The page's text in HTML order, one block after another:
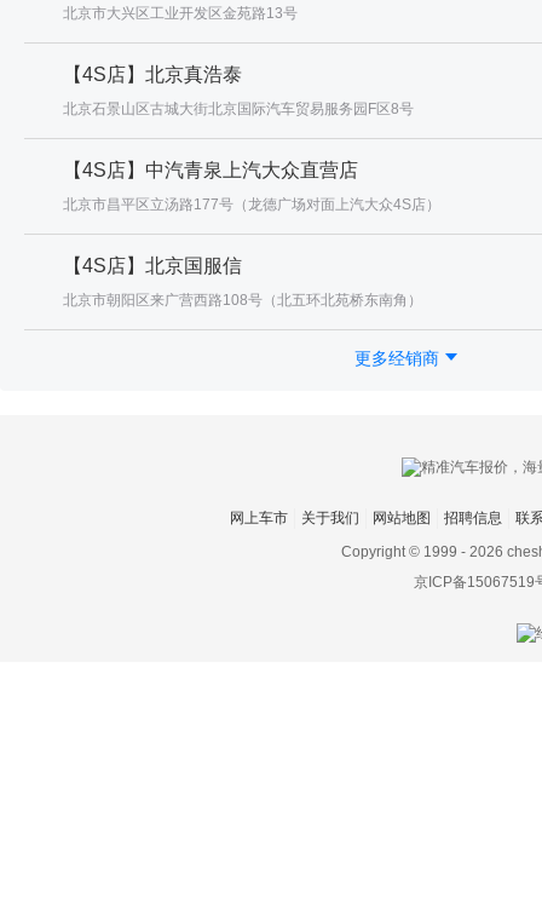
北京市大兴区工业开发区金苑路13号
【4S店】北京真浩泰
北京石景山区古城大街北京国际汽车贸易服务园F区8号
【4S店】中汽青泉上汽大众直营店
北京市昌平区立汤路177号（龙德广场对面上汽大众4S店）
【4S店】北京国服信
北京市朝阳区来广营西路108号（北五环北苑桥东南角）
更多经销商
网上车市 关于我们 网站地图 招聘信息
联
Copyright © 1999 - 2026
京ICP备15067519